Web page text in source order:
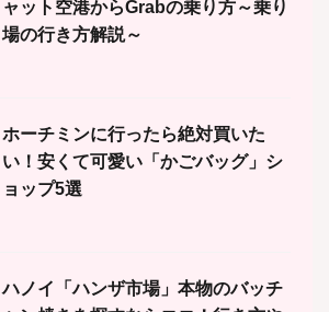
ャット空港からGrabの乗り方～乗り
場の行き方解説～
ホーチミンに行ったら絶対買いた
い！安くて可愛い「かごバッグ」シ
ョップ5選
ハノイ「ハンザ市場」本物のバッチ